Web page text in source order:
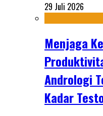
29 Juli 2026
Menjaga
Andrologi
Kadar